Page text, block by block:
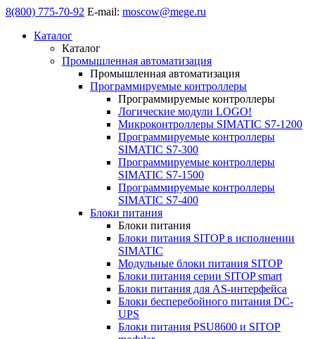
8(800) 775-70-92 E-mail: moscow@mege.ru
Каталог
Каталог
Промышленная автоматизация
Промышленная автоматизация
Программируемые контроллеры
Программируемые контроллеры
Логические модули LOGO!
Микроконтроллеры SIMATIC S7-1200
Программируемые контроллеры
SIMATIC S7-300
Программируемые контроллеры
SIMATIC S7-1500
Программируемые контроллеры
SIMATIC S7-400
Блоки питания
Блоки питания
Блоки питания SITOP в исполнении
SIMATIC
Модульные блоки питания SITOP
Блоки питания серии SITOP smart
Блоки питания для AS-интерфейса
Блоки бесперебойного питания DC-
UPS
Блоки питания PSU8600 и SITOP